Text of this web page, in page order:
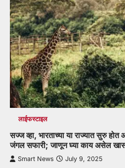
लाईफस्टाइल
सज्ज व्हा, भारताच्या या राज्यात सुरु होत
जंगल सफारी; जाणून घ्या काय असेल
Smart News July 9, 2025